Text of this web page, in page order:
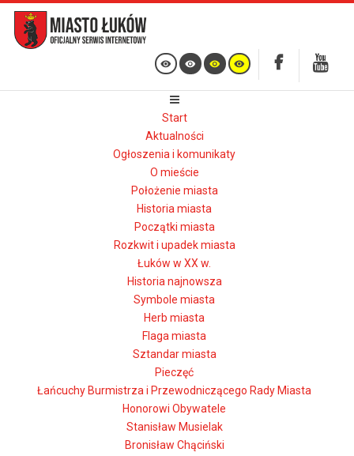
Start
Aktualności
Ogłoszenia i komunikaty
O mieście
Położenie miasta
Historia miasta
Początki miasta
Rozkwit i upadek miasta
Łuków w XX w.
Historia najnowsza
Symbole miasta
Herb miasta
Flaga miasta
Sztandar miasta
Pieczęć
Łańcuchy Burmistrza i Przewodniczącego Rady Miasta
Honorowi Obywatele
Stanisław Musielak
Bronisław Chąciński